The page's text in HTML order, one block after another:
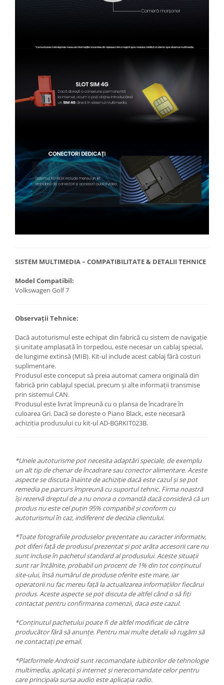
SISTEM MULTIMEDIA – COMPATIBILITATE & DETALII TEHNICE
Model Compatibil:
Volkswagen Golf 7
Observații Tehnice:
Dacă autoturismul este echipat din fabrică cu sistem de navigație
și unitate amplasată în torpedou, este necesar un cablaj special,
de lungime extinsă (MIB). Kit-ul include acest cablaj fără costuri
suplimentare.
Produsul este conceput să preia automat camera originală din
fabrică prin cablajul special, precum și alte informații transmise
prin sistemul CAN.
Produsul este livrat împreună cu o plansa de încadrare în
culoarea Gri. Dacă se dorește o Piano Black, este necesară
achiziția produsului cu kit-ul AD-BGRKIT023B.
*Unele autoturisme pot necesita adaptări speciale, de exemplu
un alt tip de chenar de încadrare sau conector alimentare. Aceste
aspecte se discuta înainte de achiziție dacă este cazul și se pot
remedia pe parcurs împreună cu suportul tehnic. Firma noastră
își rezervă dreptul de a nu onora o comandă dacă consideră că un
produs nu este cel puțin 95% compatibil și conform cu
autoturismul în caz, indiferent de decizia clientului.
*Toate fotografiile produselor prezentate au caracter informativ,
pot diferi față de produsul prezentat și pot arăta accesorii care nu
sunt incluse în pachetul standard al produsului. Aceste situații
sunt rar întâlnite, probabil un procent de 1% din tot conținutul
site-ului, însă numărul de produse oferite este mare, iar
operatorii nu fac mereu față la actualizarea informațiilor fiecărui
produs. Aceste aspecte se pot discuta de altfel când o să fiți
contactat pentru confirmarea comenzii, daca este cazul.
*Conținutul pachetului poate fi de altfel modificat de către
producător fără să anunțe. Pentru mai multe detalii vă rugăm să
ne contactați pe email.
*Platformele Android sunt recomandate iubitorilor de tehnologie
multimedia, aplicații și internet și nerecomandate celor pentru
care principala sursa audio este aplicația radio.